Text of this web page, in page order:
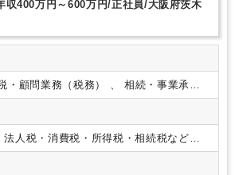
収400万円～600万円/正社員/大阪府茨木
法人税・消費税・所得税・相続税などの
出書作成・年末調整計算、法定調書作
作成など